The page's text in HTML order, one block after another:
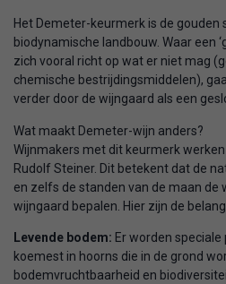
Het Demeter-keurmerk is de gouden
biodynamische landbouw. Waar een
zich vooral richt op wat er niet mag
chemische bestrijdingsmiddelen),
verder door de wijngaard als een
Wat maakt Demeter-wijn anders?
Wijnmakers met dit keurmerk
Rudolf Steiner. Dit betekent dat de
en zelfs de standen van de maan de
wijngaard bepalen. Hier zijn de
Levende bodem: Er worden
koemest in hoorns die in de grond
bodemvruchtbaarheid en